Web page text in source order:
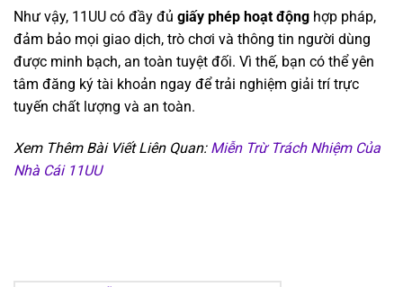
Như vậy, 11UU có đầy đủ giấy phép hoạt động hợp pháp,
đảm bảo mọi giao dịch, trò chơi và thông tin người dùng
được minh bạch, an toàn tuyệt đối. Vì thế, bạn có thể yên
tâm đăng ký tài khoản ngay để trải nghiệm giải trí trực
tuyến chất lượng và an toàn.
Xem Thêm Bài Viết Liên Quan: Miễn Trừ Trách Nhiệm Của
Nhà Cái 11UU